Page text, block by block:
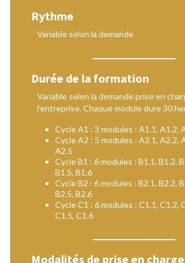
Rythme
Variable selon la demande
Durée de la formation
Variable selon la demande prise en
l’entreprise. Chaque module dure 30
Cycle A1 : 3 modules : A1.1, A1.2,
Cycle A2 : 5 modules : A2.1, A2.2,
A2.5
Cycle B1 : 6 modules : B1.1, B1.2,
B1.5, B1.6
Cycle B2 : 6 modules : B2.1, B2.2,
B2.5, B2.6
Cycle C1 : 6 modules : C1.1, C1.2,
C1.5, C1.6
Modalités de prise en charge